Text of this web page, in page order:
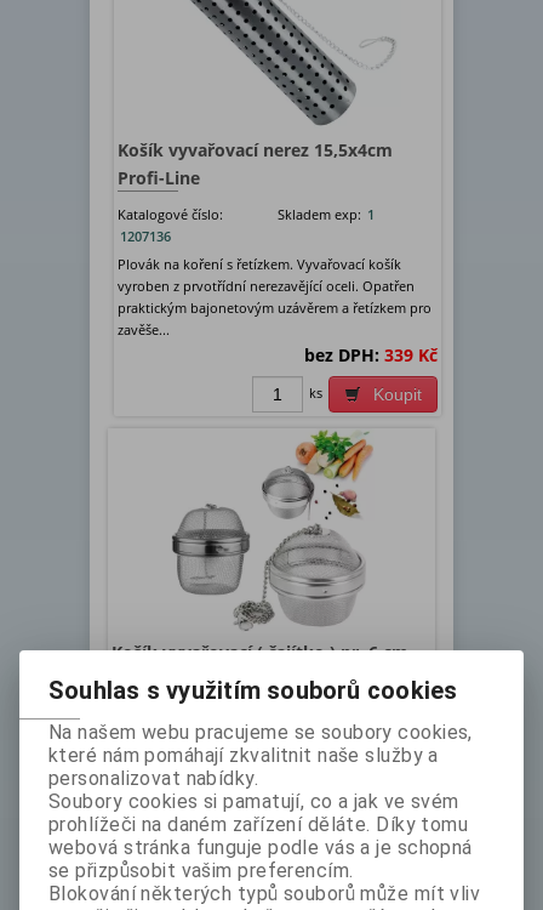
Košík vyvařovací nerez 15,5x4cm
Profi-Line
Katalogové číslo:
1207136
Skladem exp: 1
Plovák na koření s řetízkem. Vyvařovací košík
vyroben z prvotřídní nerezavějící oceli. Opatřen
praktickým bajonetovým uzávěrem a řetízkem pro
zavěše...
bez DPH: 339 Kč
Koupit
ks
Košík vyvařovací ( čajítko ) pr. 6 cm
1207150
Vysoce kvalitní celonerezové kuchyňské nářadí pro
tradiční i moderní kuchyni. Vyvařovací košík,
čajítko využijete jak na klasickou přípravu
sypaného ...
bez DPH: 119 Kč
Koupit
ks
Souhlas s využitím souborů cookies
Na našem webu pracujeme se soubory cookies,
které nám pomáhají zkvalitnit naše služby a
personalizovat nabídky.
Soubory cookies si pamatují, co a jak ve svém
prohlížeči na daném zařízení děláte. Díky tomu
webová stránka funguje podle vás a je schopná
se přizpůsobit vašim preferencím.
Blokování některých typů souborů může mít vliv